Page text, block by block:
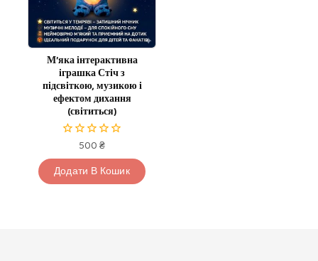
М’яка інтерактивна
іграшка Стіч з
підсвіткою, музикою і
ефектом дихання
(світиться)
з
5
500₴
Додати В Кошик